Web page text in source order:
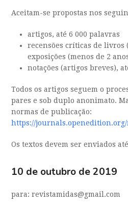
Aceitam-se propostas nos
artigos, até 6 000 palavras
recensões críticas de livros
exposições (menos de 2
notações (artigos breves),
Todos os artigos seguem o
pares e sob duplo anonimato.
normas de publicação:
https://journals.openedition.org/
Os textos devem ser enviados até
10 de outubro de 2019
para: revistamidas@gmail.com